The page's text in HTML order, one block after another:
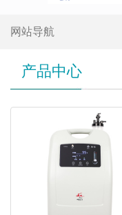
网站导航
产品中心